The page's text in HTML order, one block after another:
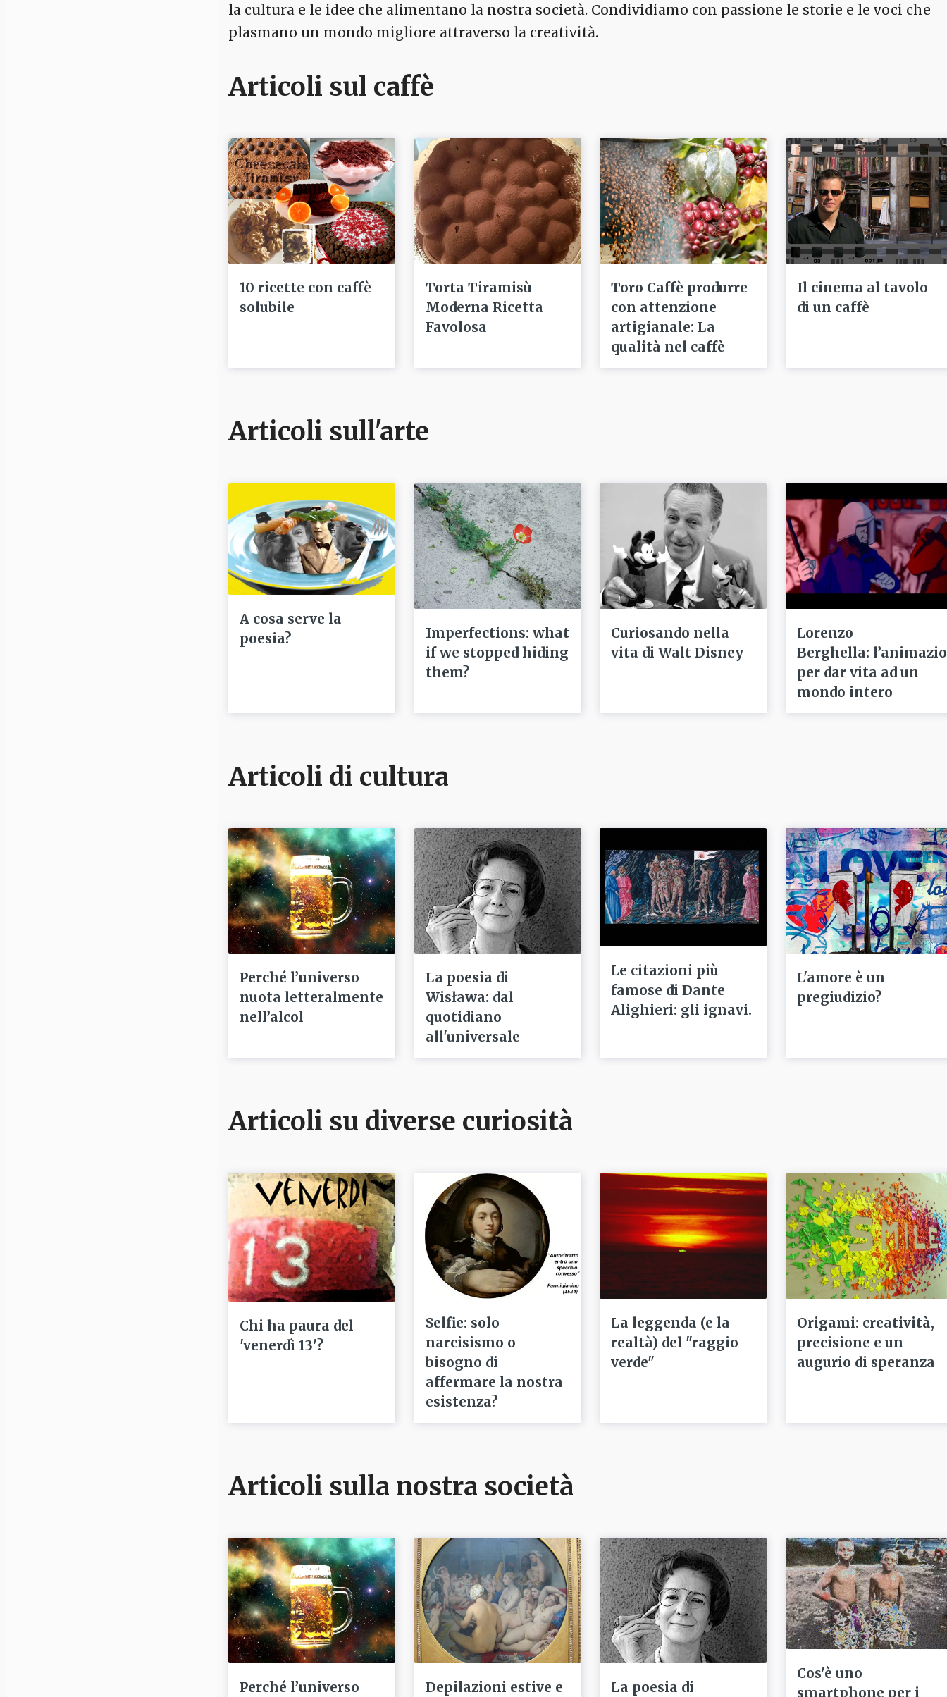
la cultura e le idee che alimentano la nostra società. Condividiamo con passione le storie e le voci che
plasmano un mondo migliore attraverso la creatività.
Articoli sul caffè
10 ricette con caffè
solubile
Torta Tiramisù
Moderna Ricetta
Favolosa
Toro Caffè produrre
con attenzione
artigianale: La
qualità nel caffè
Il cinema al tavolo
di un caffè
Articoli sull'arte
A cosa serve la
poesia?
Imperfections: what
if we stopped hiding
them?
Curiosando nella
vita di Walt Disney
Lorenzo
Berghella:
per dar vita ad un
mondo intero
Articoli di cultura
Perché l’universo
nuota letteralmente
nell’alcol
La poesia di
Wisława: dal
quotidiano
all'universale
Le citazioni più
famose di Dante
Alighieri: gli ignavi.
L'amore è un
pregiudizio?
Articoli su diverse curiosità
Chi ha paura del
'venerdì 13'?
Selfie: solo
narcisismo o
bisogno di
affermare la nostra
esistenza?
La leggenda (e la
realtà) del "raggio
verde"
Origami: creatività,
precisione e un
augurio di speranza
Articoli sulla nostra società
Perché l’universo Depilazioni estive e La poesia di
Cos'è uno
smartphone per i